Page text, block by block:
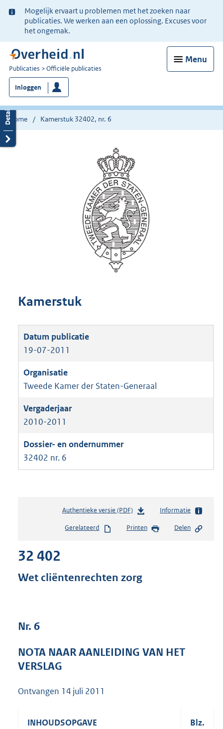
Ter
informatie:
Mogelijk ervaart u problemen met het zoeken naar
publicaties. We werken aan een oplossing. Excuses voor
het ongemak.
Menu
U
bent
nu
hier:
Publicaties Officiële publicaties
Inloggen
Home Kamerstuk 32402, nr. 6
Kamerstuk
19-07-2011
Tweede Kamer der Staten-Generaal
2010-2011
32402 nr. 6
Authentieke versie (PDF)b
s
s
e
Informatie
Gerelateerd Printen Delen
32 402
Wet cliëntenrechten zorg
Nr. 6
NOTA NAAR AANLEIDING VAN HET
VERSLAG
Ontvangen 14 juli 2011
INHOUDSOPGAVE Blz.